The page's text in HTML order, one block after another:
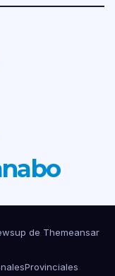
de Themeansar
Provinciales